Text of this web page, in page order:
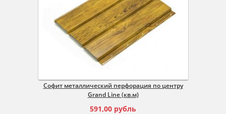
Cофит металлический перфорация по центру
Grand Line (кв.м)
591,00 рубль